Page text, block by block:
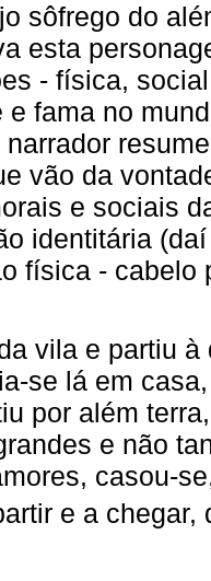
sôfrego do
esta
- física,
e fama no
narrador
vão da
e sociais
identitária
física - cabelo
vila e partiu à
se lá em
por além
e não
casou-
e a chegar,